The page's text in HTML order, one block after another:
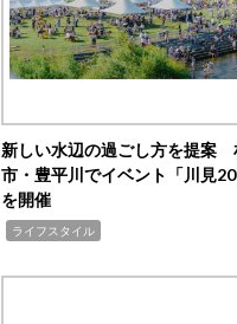
新しい水辺の過ごし方を提案
市・豊平川でイベント「川見
を開催
ライフスタイル